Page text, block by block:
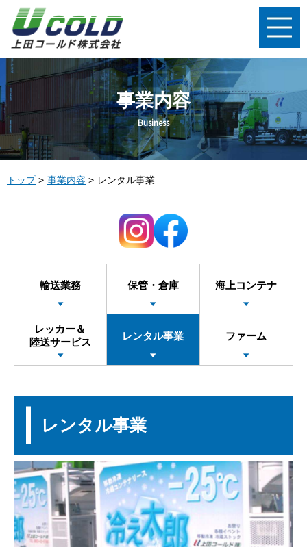
事業内容
Business
トップ 事業内容 レンタル事業
輸送業務 保管・倉庫 海上コンテナ
レッカー＆
陸送サービス
レンタル事業 ファーム
レンタル事業